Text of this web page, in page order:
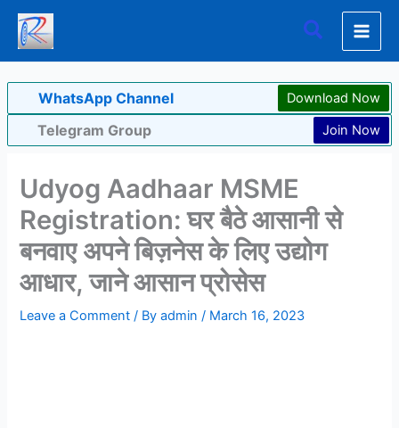
Skip
content
Search
WhatsApp Channel Download Now
Telegram Group Join Now
Udyog Aadhaar MSME
Registration: घर बैठे आसानी से
बनवाए अपने बिज़नेस के लिए उद्योग
आधार, जाने आसान प्रोसेस
Leave a Comment / Byadmin/ March 16, 2023